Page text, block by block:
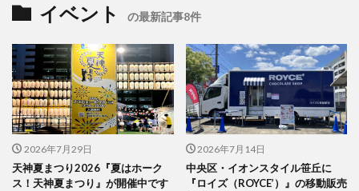
イベント の最新記事8件
2026年7月29日
天神夏まつり2026『夏はホーク
ス！天神夏まつり』が開催中です
2026年7月14日
中央区・イオンスタイル笹丘に
『ロイズ（ROYCE’）』の移動販売